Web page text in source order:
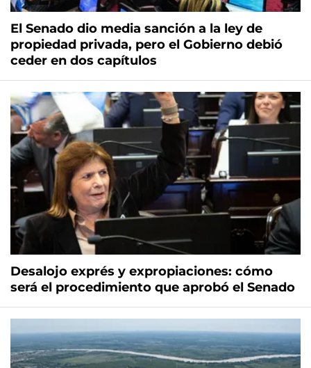
El Senado dio media sanción a la ley de
propiedad privada, pero el Gobierno debió
ceder en dos capítulos
Desalojo exprés y expropiaciones: cómo
será el procedimiento que aprobó el Senado